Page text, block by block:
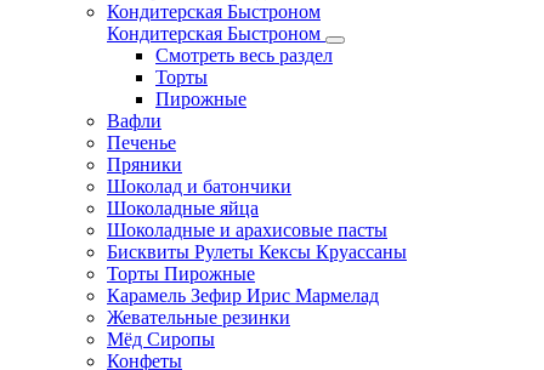
Кондитерская Быстроном
Кондитерская Быстроном
Смотреть весь раздел
Торты
Пирожные
Вафли
Печенье
Пряники
Шоколад и батончики
Шоколадные яйца
Шоколадные и арахисовые пасты
Бисквиты Рулеты Кексы Круассаны
Торты Пирожные
Карамель Зефир Ирис Мармелад
Жевательные резинки
Мёд Сиропы
Конфеты